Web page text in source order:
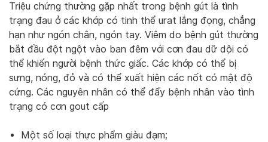
Triệu chứng thường gặp nhất trong bệnh gút là tình
trạng đau ở các khớp có tinh thể urat lắng đọng, chẳng
hạn như ngón chân, ngón tay. Viêm do bệnh gút thường
bắt đầu đột ngột vào ban đêm với cơn đau dữ dội có
thể khiến người bệnh thức giấc. Các khớp có thể bị
sưng, nóng, đỏ và có thể xuất hiện các nốt có mật độ
cứng. Các nguyên nhân có thể đẩy bệnh nhân vào tình
trạng có cơn gout cấp
Một số loại thực phẩm giàu đạm;